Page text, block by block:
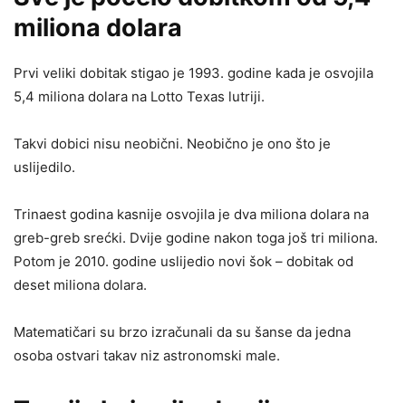
miliona dolara
Prvi veliki dobitak stigao je 1993. godine kada je osvojila
5,4 miliona dolara na Lotto Texas lutriji.
Takvi dobici nisu neobični. Neobično je ono što je
uslijedilo.
Trinaest godina kasnije osvojila je dva miliona dolara na
greb-greb srećki. Dvije godine nakon toga još tri miliona.
Potom je 2010. godine uslijedio novi šok – dobitak od
deset miliona dolara.
Matematičari su brzo izračunali da su šanse da jedna
osoba ostvari takav niz astronomski male.